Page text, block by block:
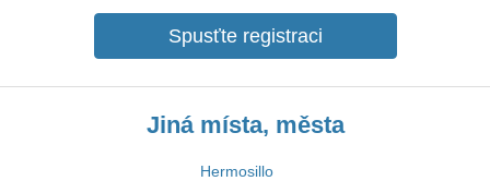
Spusťte registraci
Jiná místa, města
Hermosillo